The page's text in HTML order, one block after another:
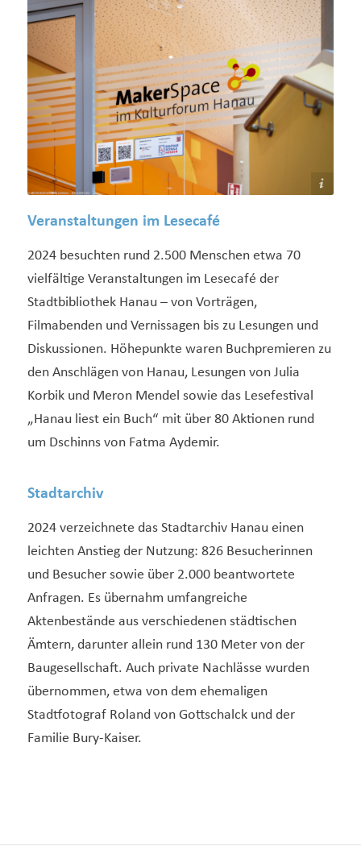
Medienzentrum Hanau - Bildarchiv
Veranstaltungen im Lesecafé
2024 besuchten rund 2.500 Menschen etwa 70
vielfältige Veranstaltungen im Lesecafé der
Stadtbibliothek Hanau – von Vorträgen,
Filmabenden und Vernissagen bis zu Lesungen und
Diskussionen. Höhepunkte waren Buchpremieren zu
den Anschlägen von Hanau, Lesungen von Julia
Korbik und Meron Mendel sowie das Lesefestival
„Hanau liest ein Buch“ mit über 80 Aktionen rund
um Dschinns von Fatma Aydemir.
Stadtarchiv
2024 verzeichnete das Stadtarchiv Hanau einen
leichten Anstieg der Nutzung: 826 Besucherinnen
und Besucher sowie über 2.000 beantwortete
Anfragen. Es übernahm umfangreiche
Aktenbestände aus verschiedenen städtischen
Ämtern, darunter allein rund 130 Meter von der
Baugesellschaft. Auch private Nachlässe wurden
übernommen, etwa von dem ehemaligen
Stadtfotograf Roland von Gottschalck und der
Familie Bury-Kaiser.